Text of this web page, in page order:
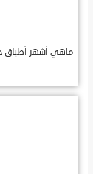
ماهي أشهر أطباق